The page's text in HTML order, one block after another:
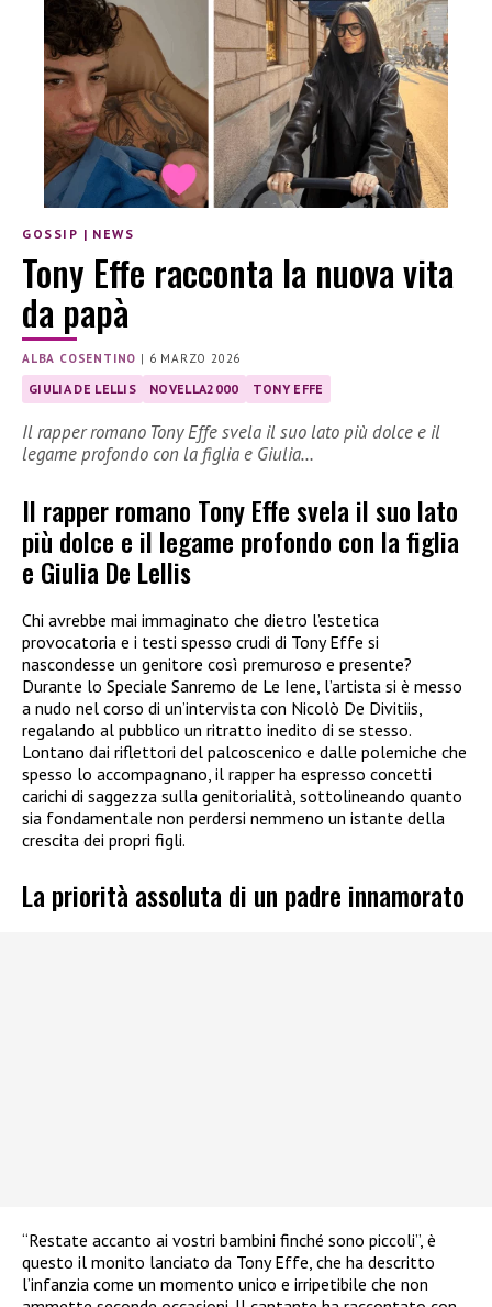
GOSSIP | NEWS
Tony Effe racconta la nuova vita
da papà
ALBA COSENTINO | 6 MARZO 2026
GIULIA DE LELLIS NOVELLA2000 TONY EFFE
Il rapper romano Tony Effe svela il suo lato più dolce e il
legame profondo con la figlia e Giulia…
Il rapper romano Tony Effe svela il suo lato
più dolce e il legame profondo con la figlia
e Giulia De Lellis
Chi avrebbe mai immaginato che dietro l’estetica
provocatoria e i testi spesso crudi di Tony Effe si
nascondesse un genitore così premuroso e presente?
Durante lo Speciale Sanremo de Le Iene, l’artista si è messo
a nudo nel corso di un’intervista con Nicolò De Divitiis,
regalando al pubblico un ritratto inedito di se stesso.
Lontano dai riflettori del palcoscenico e dalle polemiche che
spesso lo accompagnano, il rapper ha espresso concetti
carichi di saggezza sulla genitorialità, sottolineando quanto
sia fondamentale non perdersi nemmeno un istante della
crescita dei propri figli.
La priorità assoluta di un padre innamorato
“Restate accanto ai vostri bambini finché sono piccoli”, è
questo il monito lanciato da Tony Effe, che ha descritto
l’infanzia come un momento unico e irripetibile che non